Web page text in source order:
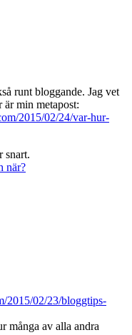
runt bloggande. Jag vet
är min metapost:
2015/02/24/var-hur-
snart.
när?
2015/02/23/bloggtips-
många av alla andra